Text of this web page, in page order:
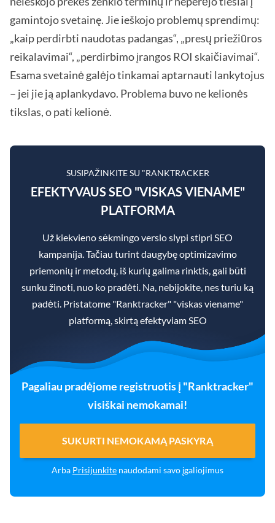
gamintojo svetainę. Jie ieškojo problemų sprendimų:
„kaip perdirbti naudotas padangas“, „presų priežiūros
reikalavimai“, „perdirbimo įrangos ROI skaičiavimai“.
Esama svetainė galėjo tinkamai aptarnauti lankytojus
– jei jie ją aplankydavo. Problema buvo ne kelionės
tikslas, o pati kelionė.
SUSIPAŽINKITE SU "RANKTRACKER
EFEKTYVAUS SEO "VISKAS VIENAME"
PLATFORMA
Už kiekvieno sėkmingo verslo slypi stipri SEO
kampanija. Tačiau turint daugybę optimizavimo
priemonių ir metodų, iš kurių galima rinktis, gali būti
sunku žinoti, nuo ko pradėti. Na, nebijokite, nes turiu ką
padėti. Pristatome "Ranktracker" "viskas viename"
platformą, skirtą efektyviam SEO
Pagaliau pradėjome registruotis į "Ranktracker"
visiškai nemokamai!
SUKURTI NEMOKAMĄ PASKYRĄ
Arba Prisijunkite naudodami savo įgaliojimus